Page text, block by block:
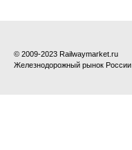
© 2009-2023 Railwaymarket.ru
Железнодорожный рынок России